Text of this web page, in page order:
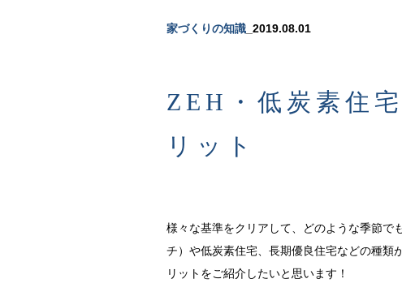
家づくりの知識_2019.08.01
ZEH・低炭素住
リット
様々な基準をクリアして、どのような季節で
チ）や低炭素住宅、長期優良住宅などの種類
リットをご紹介したいと思います！